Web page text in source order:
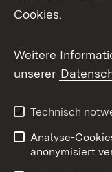
Messenger
Social Wall
X / Twitter
Youtube
Cookies.
Weitere
unserer
Technisch
Analyse-
anonymisiert